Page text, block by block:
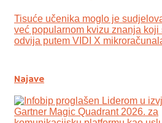
Tisuće učenika moglo je
već popularnom kvizu znanja koji
odvija putem VIDI X
Najave